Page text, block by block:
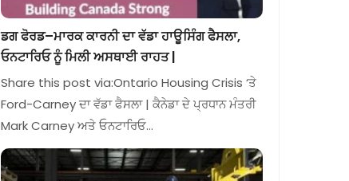
ਡਗ ਫੋਰਡ–ਮਾਰਕ ਕਾਰਨੀ ਦਾ ਵੱਡਾ ਹਾਊਸਿੰਗ ਫੈਸਲਾ,
ਓਨਟਾਰਿਓ ਨੂੰ ਮਿਲੀ ਅਸਥਾਈ ਰਾਹਤ |
Share this post via:Ontario Housing Crisis ‘ਤੇ
Ford-Carney ਦਾ ਵੱਡਾ ਫੈਸਲਾ | ਕੈਨੇਡਾ ਦੇ ਪ੍ਰਧਾਨ ਮੰਤਰੀ
Mark Carney ਅਤੇ ਓਨਟਾਰਿਓ…